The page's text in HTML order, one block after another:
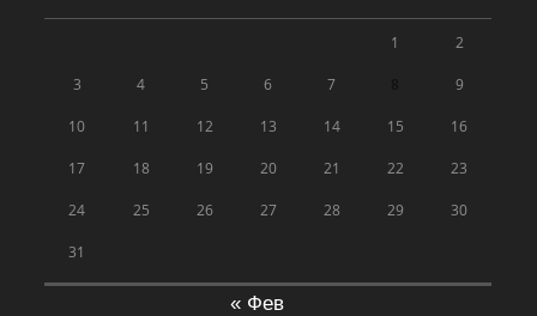
1 2
3 4 5 6 7 9
10 11 12 13 14 15 16
17 18 19 20 21 22 23
24 25 26 27 28 29 30
31
« Фев